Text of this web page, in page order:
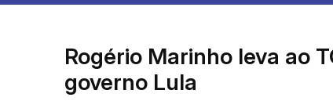
Rogério Marinho leva ao
governo Lula